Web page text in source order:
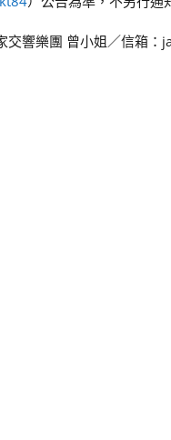
交響樂團 曾小姐／信箱